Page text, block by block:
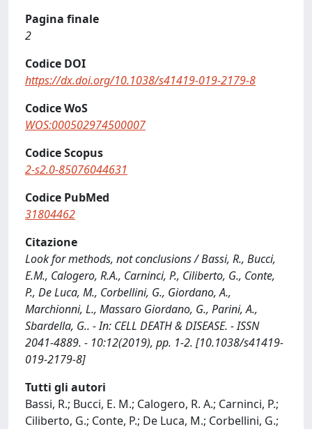
Pagina finale
2
Codice DOI
https://dx.doi.org/10.1038/s41419-019-2179-8
Codice WoS
WOS:000502974500007
Codice Scopus
2-s2.0-85076044631
Codice PubMed
31804462
Citazione
Look for methods, not conclusions / Bassi, R., Bucci,
E.M., Calogero, R.A., Carninci, P., Ciliberto, G., Conte,
P., De Luca, M., Corbellini, G., Giordano, A.,
Marchionni, L., Massaro Giordano, G., Parini, A.,
Sbardella, G.. - In: CELL DEATH & DISEASE. - ISSN
2041-4889. - 10:12(2019), pp. 1-2. [10.1038/s41419-
019-2179-8]
Tutti gli autori
Bassi, R.; Bucci, E. M.; Calogero, R. A.; Carninci, P.;
Ciliberto, G.; Conte, P.; De Luca, M.; Corbellini, G.;